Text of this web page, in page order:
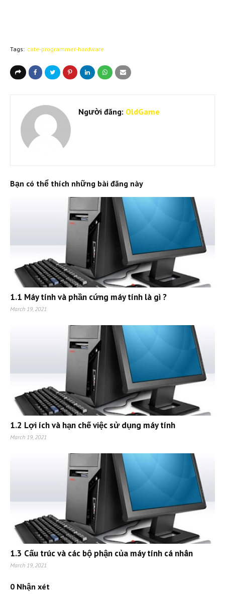
Tags: cate-programmer-hardware
Người đăng: OldGame
Bạn có thể thích những bài đăng này
1.1 Máy tính và phần cứng máy tính là gì ?
March 19, 2021
1.2 Lợi ích và hạn chế việc sử dụng máy tính
March 19, 2021
1.3 Cấu trúc và các bộ phận của máy tính cá nhân
March 19, 2021
0 Nhận xét